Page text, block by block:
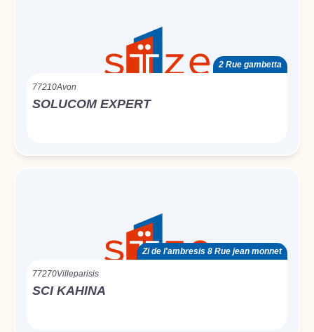
2 Rue gambetta
77210Avon
SOLUCOM EXPERT
Zi de l'ambresis 8 Rue jean monnet
77270Villeparisis
SCI KAHINA